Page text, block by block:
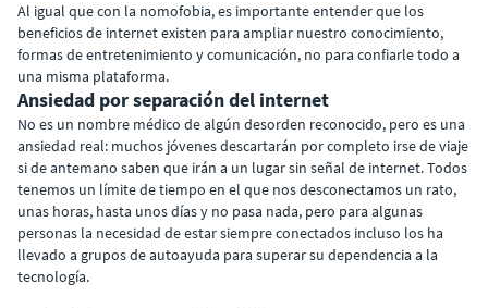
Al igual que con la nomofobia, es importante entender que los
beneficios de internet existen para ampliar nuestro conocimiento,
formas de entretenimiento y comunicación, no para confiarle todo a
una misma plataforma.
Ansiedad por separación del internet
No es un nombre médico de algún desorden reconocido, pero es una
ansiedad real: muchos jóvenes descartarán por completo irse de viaje
si de antemano saben que irán a un lugar sin señal de internet. Todos
tenemos un límite de tiempo en el que nos desconectamos un rato,
unas horas, hasta unos días y no pasa nada, pero para algunas
personas la necesidad de estar siempre conectados incluso los ha
llevado a grupos de autoayuda para superar su dependencia a la
tecnología.